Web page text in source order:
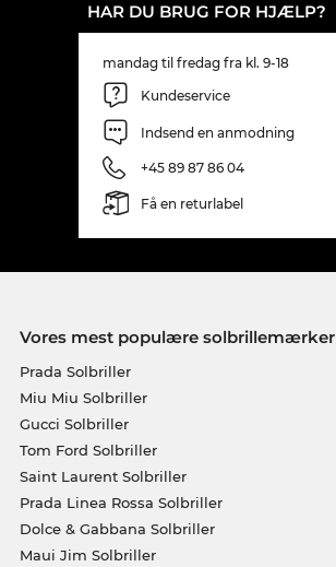
HAR DU BRUG FOR HJÆLP?
mandag til fredag fra kl. 9-18
Kundeservice
Indsend en anmodning
+45 89 87 86 04
Få en returlabel
Vores mest populære solbrillemærker
Prada Solbriller
Miu Miu Solbriller
Gucci Solbriller
Tom Ford Solbriller
Saint Laurent Solbriller
Prada Linea Rossa Solbriller
Dolce & Gabbana Solbriller
Maui Jim Solbriller